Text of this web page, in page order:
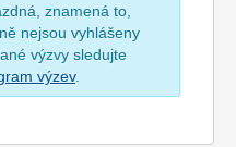
znamená to,
nejsou vyhlášeny
výzvy sledujte
výzev.